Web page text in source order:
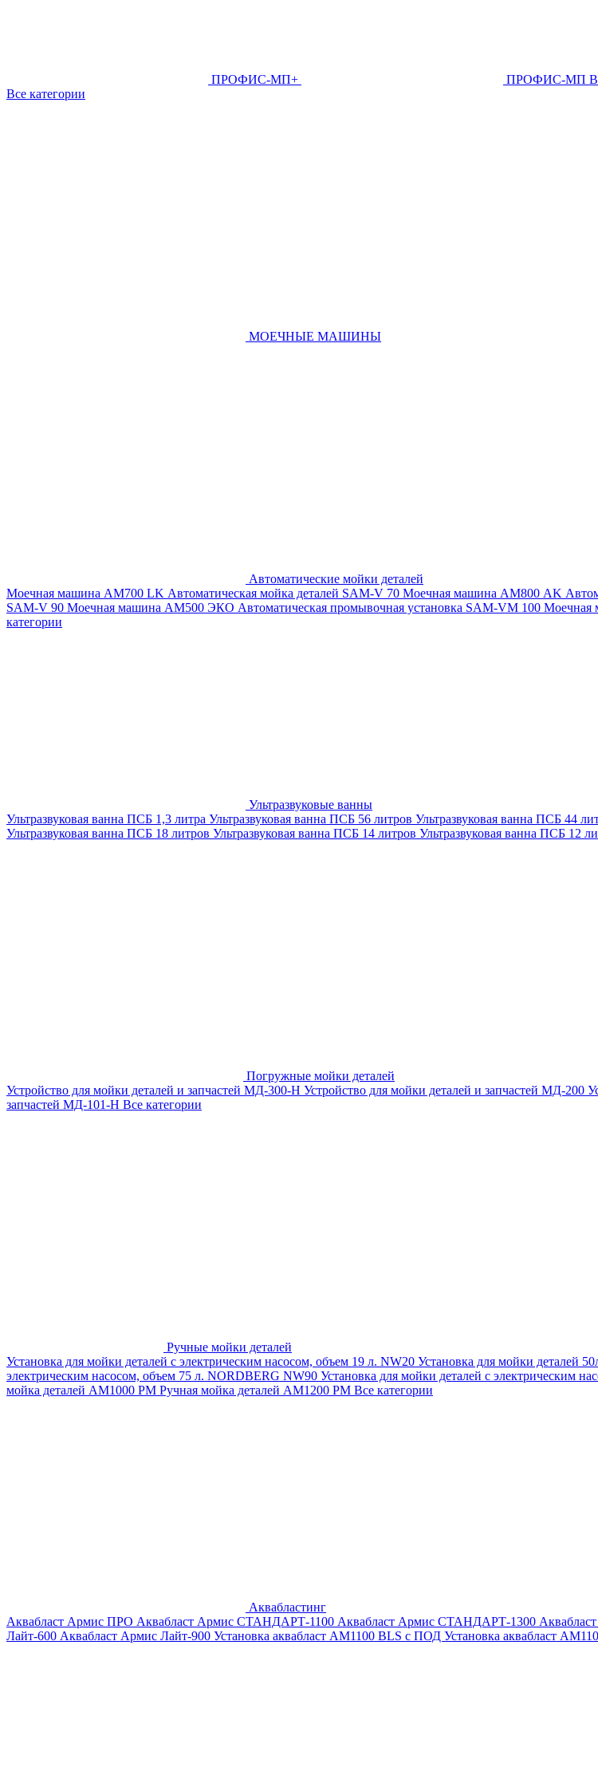
ПРОФИС-МП+ ПРОФИС-МП
Все категории
МОЕЧНЫЕ МАШИНЫ
Автоматические мойки деталей
Моечная машина AM700 LK Автоматическая мойка деталей SAM-V 70 Моечная машина АМ800 AK
SAM-V 90 Моечная машина АМ500 ЭКО Автоматическая промывочная установка SAM-VM 100 Моечная
категории
Ультразвуковые ванны
Ультразвуковая ванна ПСБ 1,3 литра Ультразвуковая ванна ПСБ 56 литров Ультразвуковая ванна ПСБ 44
Ультразвуковая ванна ПСБ 18 литров Ультразвуковая ванна ПСБ 14 литров Ультразвуковая ванна ПСБ 12
Погружные мойки деталей
Устройство для мойки деталей и запчастей МД-300-H Устройство для мойки деталей и запчастей МД-200
запчастей МД-101-Н Все категории
Ручные мойки деталей
Установка для мойки деталей с электрическим насосом, объем 19 л. NW20 Установка для мойки деталей
электрическим насосом, объем 75 л. NORDBERG NW90 Установка для мойки деталей с электрическим
мойка деталей АМ1000 РМ Ручная мойка деталей АМ1200 РМ Все категории
Аквабластинг
Аквабласт Армис ПРО Аквабласт Армис СТАНДАРТ-1100 Аквабласт Армис СТАНДАРТ-1300
Лайт-600 Аквабласт Армис Лайт-900 Установка аквабласт AM1100 BLS с ПОД Установка аквабласт